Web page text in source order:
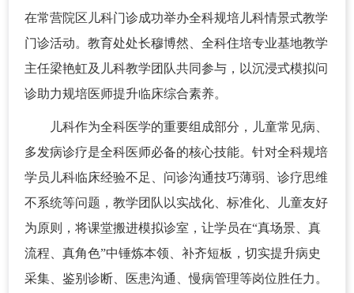
在常营院区儿科门诊成功举办全科规培儿科情景式教学
门诊活动。教育处处长穆博然、全科住培专业基地教学
主任梁艳虹及儿科教学团队共同参与，以沉浸式模拟问
诊助力规培医师提升临床综合素养。
儿科作为全科医学的重要组成部分，儿童常见病、
多发病诊疗是全科医师必备的核心技能。针对全科规培
学员儿科临床经验不足、问诊沟通技巧薄弱、诊疗思维
不系统等问题，教学团队以实战化、标准化、儿童友好
为原则，将课堂搬进模拟诊室，让学员在“真场景、真
流程、真角色”中锤炼本领、补齐短板，切实提升病史
采集、鉴别诊断、医患沟通、慢病管理等岗位胜任力。